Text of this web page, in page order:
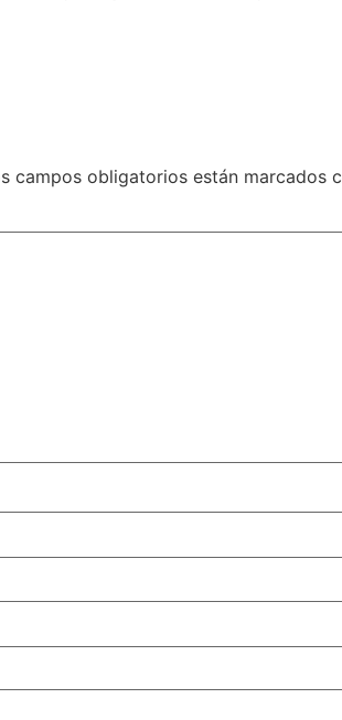
campos obligatorios están marcados